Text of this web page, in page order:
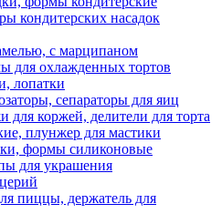
кондитерских насадок
с марципаном
охлажденных тортов
лопатки
сепараторы для яиц
для коржей, делители для торта
плунжер для мастики
формы силиконовые
для украшения
пиццы, держатель для